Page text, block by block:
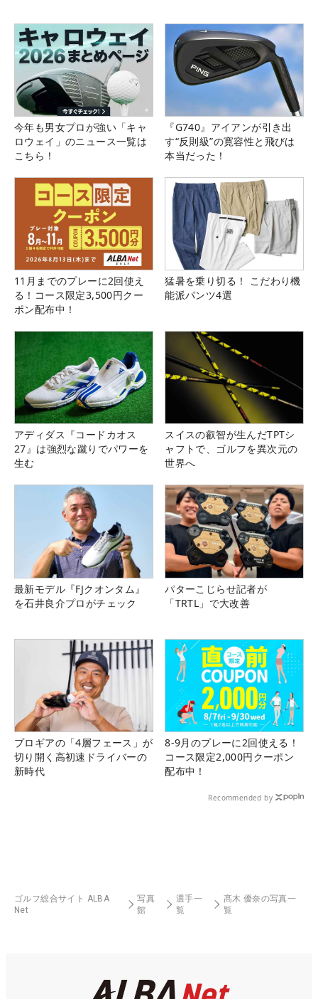
今年も男女プロが強い「キャ
ロウェイ」のニュース一覧は
こちら！
『G740』アイアンが引き出
す“反則級”の寛容性と飛びは
本当だった！
11月までのプレーに2回使え
る！コース限定3,500円クー
ポン配布中！
猛暑を乗り切る！ こだわり機
能派パンツ4選
アディダス『コードカオス
27』は強烈な蹴りでパワーを
生む
スイスの叡智が生んだTPTシ
ャフトで、ゴルフを異次元の
世界へ
最新モデル『FJクオンタム』
を石井良介プロがチェック
パターこじらせ記者が
「TRTL」で大改善
プロギアの「4層フェース」が
切り開く高初速ドライバーの
新時代
8-9月のプレーに2回使える！
コース限定2,000円クーポン
配布中！
Recommended by
ゴルフ総合サイト ALBA
Net
写真
館
選手一
覧
髙木 優奈の写真一
覧